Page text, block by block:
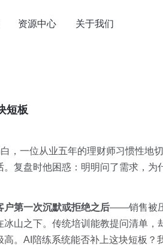
资源中心 关于我们
短板
，一位从业五年的理财师习惯性
复盘时他困惑：明明问了需求，为
户第一次沉默或拒绝之后——销售被压
山之下。传统培训能教提问清单，
。AI陪练系统能否补上这块短板？